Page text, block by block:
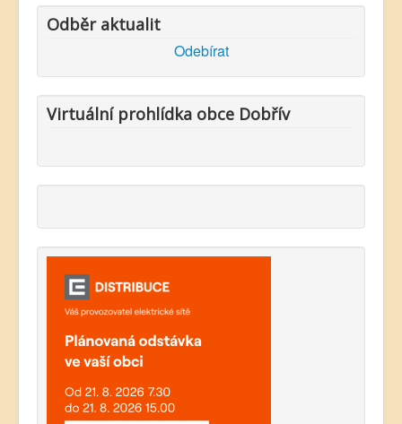
Odběr aktualit
Odebírat
Virtuální prohlídka obce Dobřív